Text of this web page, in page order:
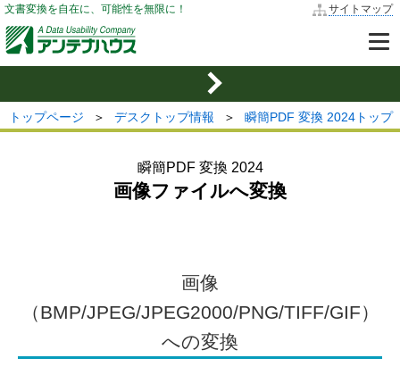
文書変換を自在に、可能性を無限に！ サイトマップ
トップページ ＞ デスクトップ情報 ＞ 瞬簡PDF 変換 2024トップ
瞬簡PDF 変換 2024
画像ファイルへ変換
画像
（BMP/JPEG/JPEG2000/PNG/TIFF/GIF）
への変換